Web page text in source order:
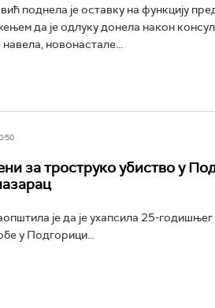
поднела је оставку на функцију
да је одлуку донела након
новонастале...
за троструко убиство у
је да је ухапсила 25-
у Подгорици...